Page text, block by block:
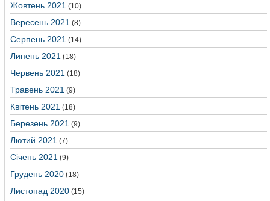
Жовтень 2021 (10)
Вересень 2021 (8)
Серпень 2021 (14)
Липень 2021 (18)
Червень 2021 (18)
Травень 2021 (9)
Квітень 2021 (18)
Березень 2021 (9)
Лютий 2021 (7)
Січень 2021 (9)
Грудень 2020 (18)
Листопад 2020 (15)